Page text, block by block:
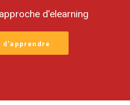
d’elearning
d'apprendre